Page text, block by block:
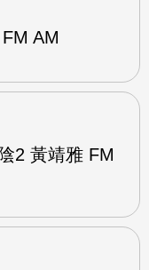
AM
2 黃靖雅 FM